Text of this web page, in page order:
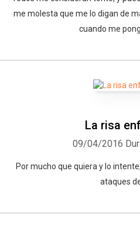
me molesta que me lo digan de
cuando me
La risa
09/04/2016
Por mucho que quiera y lo
ataques de